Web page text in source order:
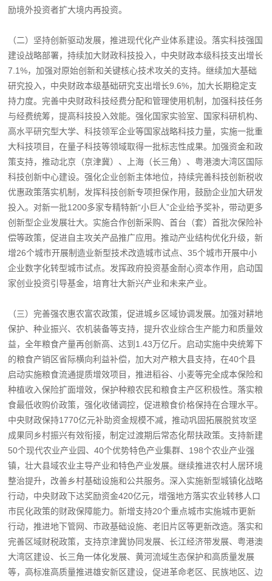
励境外投资者扩大境内再投资。
（二）坚持创新驱动发展，推进现代化产业体系建设。落实科技强国
建设战略部署，持续加大财政科技投入，中央财政本级科技支出增长
7.1%，加强对原始创新和关键核心技术攻关的支持。继续加大基础
研究投入，中央财政本级基础研究支出增长9.6%，加大长期稳定支
持力度。完善中央财政科技经费分配和管理使用机制，加强科技任务
与经费统筹，提高科技投入效能。强化国家实验室、国家科研机构、
高水平研究型大学、科技领军企业等国家战略科技力量，实施一批重
大科技项目，在量子科技等领域取得一批标志性成果。加强资金和政
策支持，推动北京（京津冀）、上海（长三角）、粤港澳大湾区国际
科技创新中心建设。强化企业创新主体地位，持续完善科技创新税收
优惠政策落实机制，发挥科技创新专项担保作用，鼓励企业加大研发
投入。对新一批1200多家专精特新“小巨人”企业给予奖补，带动更多
创新型企业发展壮大。实施合作创新采购、首台（套）首批次保险补
偿等政策，促进自主攻关产品推广应用。推动产业结构优化升级，新
增26个城市开展制造业新型技术改造城市试点、35个城市开展中小
企业数字化转型城市试点。发挥政府投资基金耐心资本作用，启动国
家创业投资引导基金，培育壮大新兴产业和未来产业。
（三）完善强农惠农富农政策，促进城乡区域协调发展。加强对耕地
保护、种业振兴、农机装备等支持，提升农业综合生产能力和质量效
益，全年粮食产量再创新高、达到1.43万亿斤。启动实施中央统筹下
的粮食产销区省际横向利益补偿，加大对产粮大县支持，在40个县
启动实施粮食流通提质增效项目，推进稻谷、小麦等完全成本保险和
种植收入保险扩面增效，保护种粮农民和粮食主产区积极性。落实粮
食最低收购价政策，强化收储调控，促进粮食价格保持在合理水平。
中央财政保持1770亿元补助资金规模不减，推动巩固拓展脱贫攻坚
成果同乡村振兴有效衔接，制定过渡期后常态化帮扶政策。支持新建
50个现代农业产业园、40个优势特色产业集群、198个农业产业强
镇，壮大县域农业主导产业和特色产业发展。继续推进农村人居环境
整治提升，改善乡村基础设施和公共服务。深入实施新型城镇化战略
行动，中央财政下达奖励资金420亿元，增强地方落实农业转移人口
市民化政策的财政保障能力。新增支持20个重点城市实施城市更新
行动，推进地下管网、市政基础设施、老旧片区等更新改造。落实和
完善区域财税政策，支持京津冀协同发展、长江经济带发展、粤港澳
大湾区建设、长三角一体化发展、黄河流域生态保护和高质量发展
等，高标准高质量推进雄安新区建设，促进革命老区、民族地区、边